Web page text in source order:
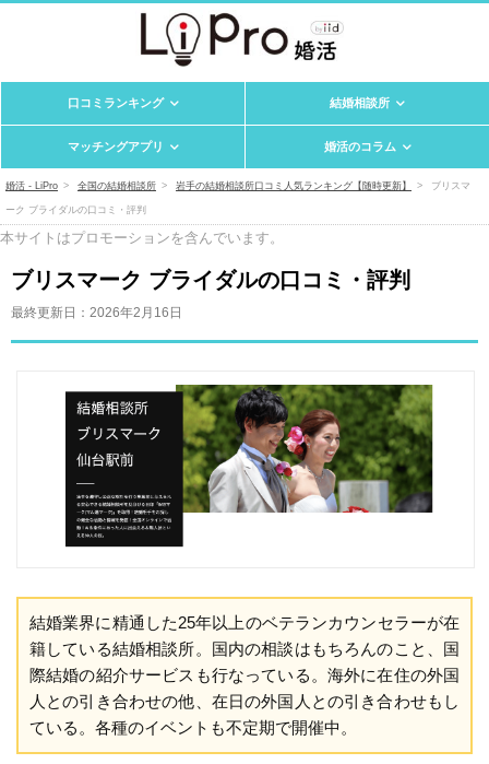
口コミランキング 結婚相談所
マッチングアプリ 婚活のコラム
婚活 - LiPro 全国の結婚相談所 岩手の結婚相談所口コミ人気ランキング【随時更新】 ブリスマ
ーク ブライダルの口コミ・評判
本サイトはプロモーションを含んでいます。
ブリスマーク ブライダルの口コミ・評判
最終更新日： 2026年2月16日
結婚業界に精通した25年以上のベテランカウンセラーが在
籍している結婚相談所。国内の相談はもちろんのこと、国
際結婚の紹介サービスも行なっている。海外に在住の外国
人との引き合わせの他、在日の外国人との引き合わせもし
ている。各種のイベントも不定期で開催中。